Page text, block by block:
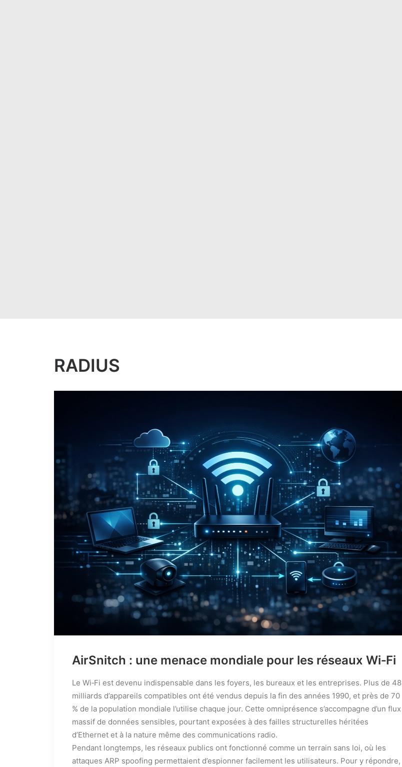
RADIUS
AirSnitch : une menace mondiale pour les réseaux Wi‑Fi
Le Wi‑Fi est devenu indispensable dans les foyers, les bureaux et les entreprises. Plus de 48
milliards d’appareils compatibles ont été vendus depuis la fin des années 1990, et près de 70
% de la population mondiale l’utilise chaque jour. Cette omniprésence s’accompagne d’un flux
massif de données sensibles, pourtant exposées à des failles structurelles héritées
d’Ethernet et à la nature même des communications radio.
Pendant longtemps, les réseaux publics ont fonctionné comme un terrain sans loi, où les
attaques ARP spoofing permettaient d’espionner facilement les utilisateurs. Pour y répondre,